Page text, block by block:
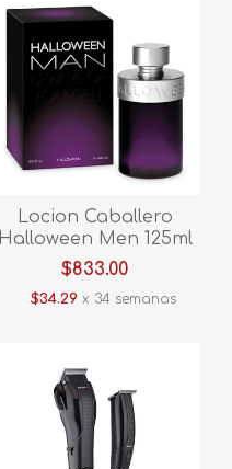
Locion Caballero
Halloween Men 125ml
Edt Hhalm
$833.00
$34.29 x 34 semanas